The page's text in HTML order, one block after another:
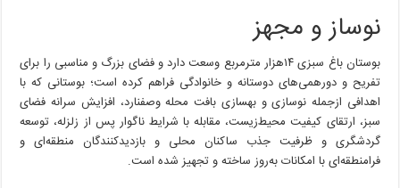
نوساز و مجهز
بوستان باغ سبزی ۱۴هزار مترمربع وسعت دارد و فضای بزرگ و مناسبی را برای
تفریح و دورهمی‌های دوستانه و خانوادگی فراهم کرده است؛ بوستانی که با
اهدافی ازجمله نوسازی و بهسازی بافت محله وصفنارد، افزایش سرانه فضای
سبز، ارتقای کیفیت محیط‌زیست، مقابله با شرایط ناگوار پس از زلزله، توسعه
گردشگری و ظرفیت جذب ساکنان محلی و بازدیدکنندگان منطقه‌ای و
فرامنطقه‌ای با امکانات به‌روز ساخته و تجهیز شده است.